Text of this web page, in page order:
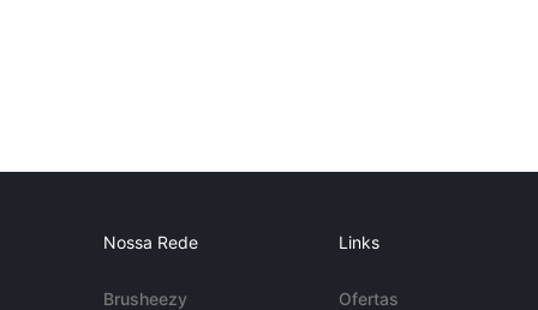
Nossa Rede
Brusheezy
Links
Ofertas